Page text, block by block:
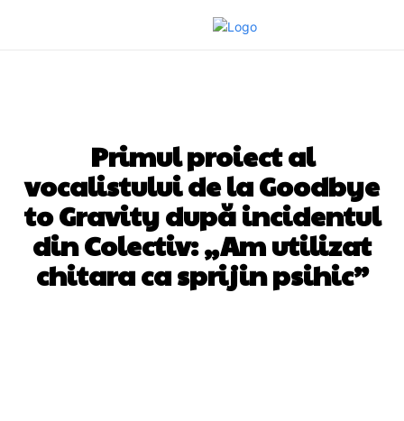
Primul proiect al
vocalistului de la Goodbye
to Gravity după incidentul
din Colectiv: „Am utilizat
chitara ca sprijin psihic”